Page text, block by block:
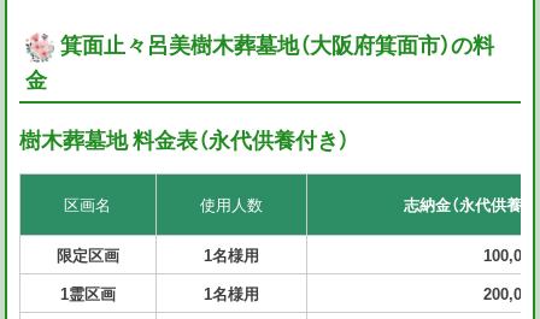
箕面止々呂美樹木葬墓地（大阪府箕面市）の料
金
樹木葬墓地 料金表（永代供養付き）
区画名 使用人数 志納金（永代供養
限定区画 1名様用
1霊区画
1名様用